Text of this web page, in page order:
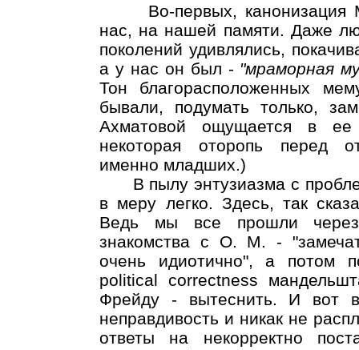
Во-первых, канонизация
нас, на нашей памяти. Даже
поколений удивлялись,
а у нас он был - "мраморная
Тон благорасположенных
бывали, подумать только,
Ахматовой ощущается в
некоторая оторопь перед
именно младших.)
В пылу энтузиазма с
в меру легко. Здесь, так
Ведь мы все прошли
знакомства с О. М. -
очень идиотично", а потом
political correctness
Фрейду - вытеснить. И вот
неправдивость и никак не
ответы на некорректно